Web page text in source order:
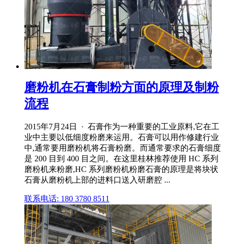
磨粉机在石膏制粉方面的原理及制粉
流程
2015年7月24日 · 石膏作为一种重要的工业原料,它在工
业中主要以低细度粉磨来运用。石膏可以用作修建行业
中,通常要用磨粉机将石膏粉磨。而通常要求的石膏细度
是 200 目到 400 目之间。在这里桂林推荐使用 HC 系列
磨粉机来粉磨,HC 系列磨粉机粉磨石膏的原理是将块状
石膏从磨粉机上部的进料口送入研磨腔 ...
联系电话: 180 3780 8511